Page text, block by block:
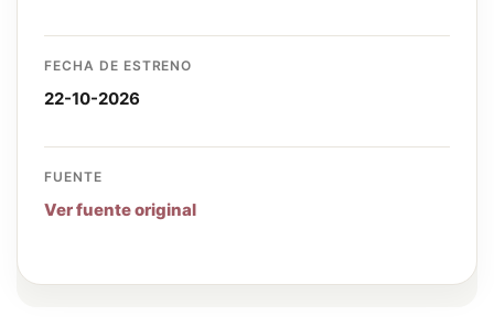
FECHA DE ESTRENO
22-10-2026
FUENTE
Ver fuente original